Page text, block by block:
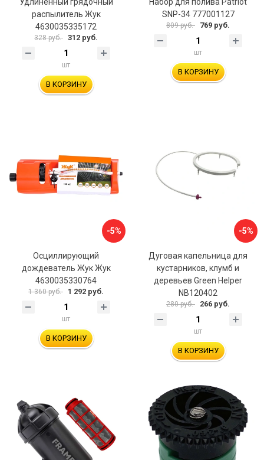
распылитель Жук
4630035335172
328 руб. 312 руб.
шт
В КОРЗИНУ
SNP-34 777001127
809 руб. 769 руб.
шт
В КОРЗИНУ
-5%
Осциллирующий
дождеватель Жук Жук
4630035330764
1 360 руб. 1 292 руб.
шт
В КОРЗИНУ
-5%
Дуговая капельница для
кустарников, клумб и
деревьев Green Helper
NB120402
280 руб. 266 руб.
шт
В КОРЗИНУ